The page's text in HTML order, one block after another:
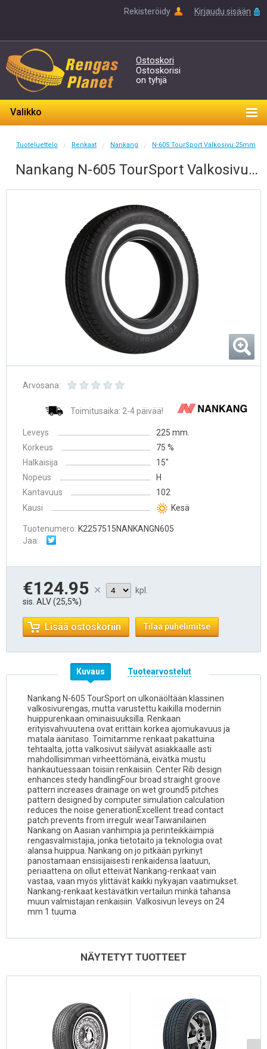
Rekisteröidy Kirjaudu sisään
Ostoskori
Ostoskorisi
on tyhjä
Valikko
Tuoteluettelo / Renkaat / Nankang / N-605 TourSport Valkosivu 25mm
Nankang N-605 TourSport Valkosivu 225/75-15 H 102
Arvosana:
Toimitusaika: 2-4 päivää!
Leveys
225 mm.
Korkeus
75 %
Halkaisija
15″
Nopeus
H
Kantavuus
102
Kausi
Kesä
Tuotenumero: K2257515NANKANGN605
Jaa:
€124.95
sis. ALV (25,5%)
kpl.
Lisää ostoskoriin Tilaa puhelimitse
Kuvaus Tuotearvostelut
Nankang N-605 TourSport on ulkonäöltään klassinen
valkosivurengas, mutta varustettu kaikilla modernin
huippurenkaan ominaisuuksilla. Renkaan
erityisvahvuutena ovat erittäin korkea ajomukavuus ja
matala äänitaso. Toimitamme renkaat pakattuina
tehtaalta, jotta valkosivut säilyvät asiakkaalle asti
mahdollisimman virheettömänä, eivätkä mustu
hankautuessaan toisiin renkaisiin. Center Rib design
enhances stedy handlingFour broad straight groove
pattern increases drainage on wet ground5 pitches
pattern designed by computer simulation calculation
reduces the noise generationExcellent tread contact
patch prevents from irregulr wearTaiwanilainen
Nankang on Aasian vanhimpia ja perinteikkäimpiä
rengasvalmistajia, jonka tietotaito ja teknologia ovat
alansa huippua. Nankang on jo pitkään pyrkinyt
panostamaan ensisijaisesti renkaidensa laatuun,
periaattena on ollut etteivät Nankang-renkaat vain
vastaa, vaan myös ylittävät kaikki nykyajan vaatimukset.
Nankang-renkaat kestävätkin vertailun minkä tahansa
muun valmistajan renkaisiin. Valkosivun leveys on 24
mm 1 tuuma
NÄYTETYT TUOTTEET